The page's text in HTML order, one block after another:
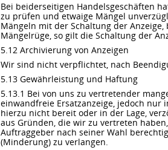
Bei beiderseitigen Handelsgeschäften
zu prüfen und etwaige Mängel
Mängeln mit der Schaltung der
Mängelrüge, so gilt die Schaltung der
5.12 Archivierung von Anzeigen
Wir sind nicht verpflichtet, nach
5.13 Gewährleistung und Haftung
5.13.1 Bei von uns zu vertretender
einwandfreie Ersatzanzeige, jedoch nur
hierzu nicht bereit oder in der Lage,
aus Gründen, die wir zu vertreten
Auftraggeber nach seiner Wahl
(Minderung) zu verlangen.